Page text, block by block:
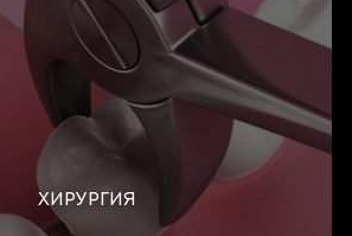
ХИРУРГИЯ